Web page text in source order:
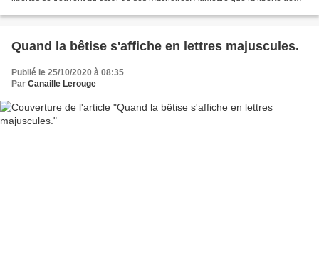
Quand la bêtise s'affiche en lettres majuscules.
Publié le 25/10/2020 à 08:35
Par Canaille Lerouge